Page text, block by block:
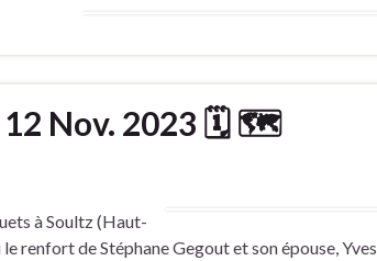
12 Nov. 2023 🗓 🗺
à Soultz (Haut-
renfort de Stéphane Gegout et son épouse, Yves